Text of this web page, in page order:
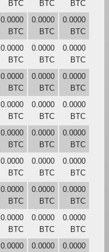
BTC
BTC
BTC
0.0000
BTC
0.0000
BTC
0.0000
BTC
0.0000
BTC
0.0000
BTC
0.0000
BTC
0.0000
BTC
0.0000
BTC
0.0000
BTC
0.0000
BTC
0.0000
BTC
0.0000
BTC
0.0000
BTC
0.0000
BTC
0.0000
BTC
0.0000
BTC
0.0000
BTC
0.0000
BTC
0.0000
BTC
0.0000
BTC
0.0000
BTC
0.0000
BTC
0.0000
BTC
0.0000
BTC
0.0000
0.0000
0.0000